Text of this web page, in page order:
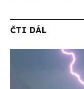
ČTI DÁL